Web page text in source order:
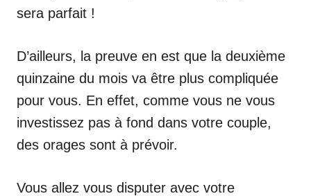
sera parfait !
D’ailleurs, la preuve en est que la deuxième
quinzaine du mois va être plus compliquée
pour vous. En effet, comme vous ne vous
investissez pas à fond dans votre couple,
des orages sont à prévoir.
Vous allez vous disputer avec votre